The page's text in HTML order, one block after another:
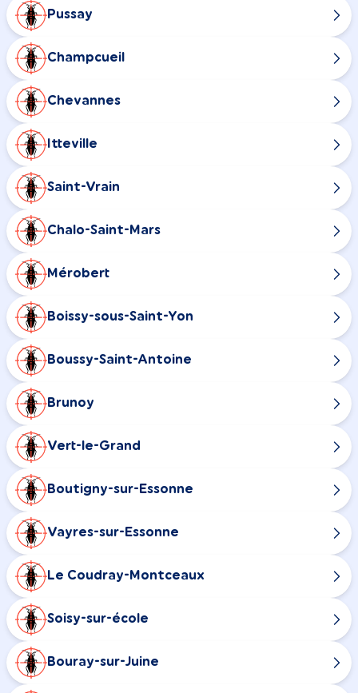
Pussay
Champcueil
Chevannes
Itteville
Saint-Vrain
Chalo-Saint-Mars
Mérobert
Boissy-sous-Saint-Yon
Boussy-Saint-Antoine
Brunoy
Vert-le-Grand
Boutigny-sur-Essonne
Vayres-sur-Essonne
Le Coudray-Montceaux
Soisy-sur-école
Bouray-sur-Juine